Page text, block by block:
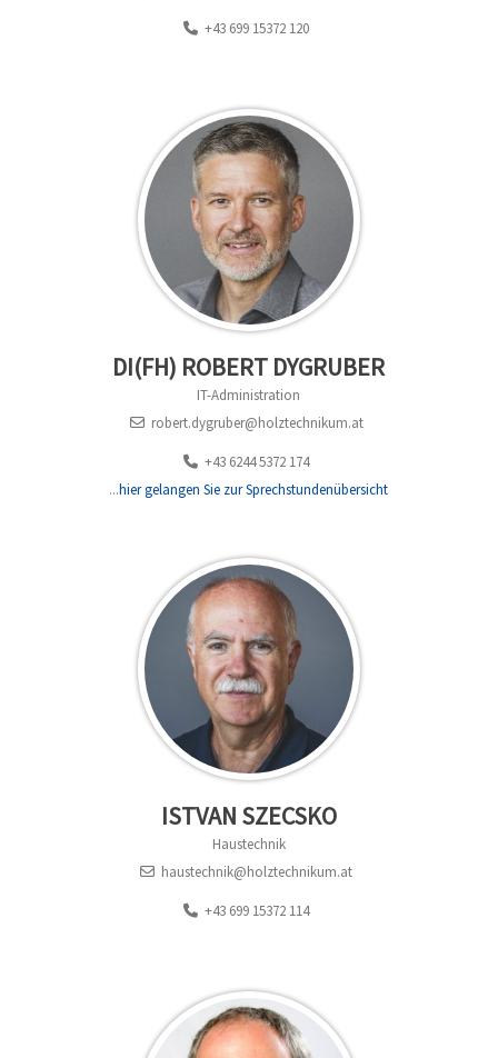
+43 699 15372 120
DI(FH) ROBERT DYGRUBER
IT-Administration
robert.dygruber@holztechnikum.at
+43 6244 5372 174
...hier gelangen Sie zur Sprechstundenübersicht
ISTVAN SZECSKO
Haustechnik
haustechnik@holztechnikum.at
+43 699 15372 114